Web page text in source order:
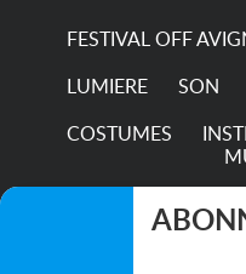
FESTIVAL OFF
LUMIERE SON
COSTUMES
TRANSPORTS